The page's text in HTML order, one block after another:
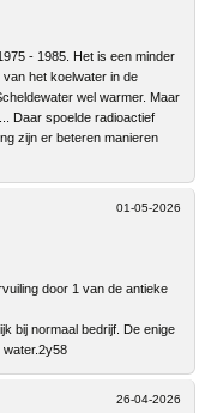
- 1985. Het is een minder
het koelwater in de
wel warmer. Maar
Daar spoelde radioactief
zijn er beteren manieren
01-05-2026
door 1 van de antieke
bij normaal bedrijf. De enige
26-04-2026